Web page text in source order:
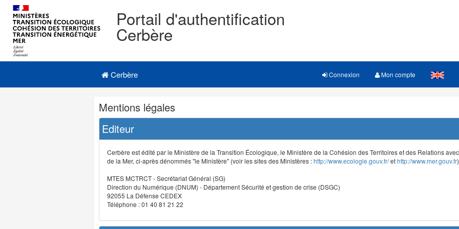
Portail d'authentification
Cerbère
Navigation
Menu principal
Cerbère Connexion Mon compte
Navigation
et
outils
annexes
Mentions légales
Editeur
Cerbère est édité par le Ministère de la Transition Écologique, le Ministère de la Cohésion des Territoires et des Relations
de la Mer, ci-après dénommés "le Ministère" (voir les sites des Ministères :http://www.ecologie.gouv.fr/ethttp://www.mer.gouv.fr
MTES MCTRCT - Secrétariat Général (SG)
Direction du Numérique (DNUM) - Département Sécurité et gestion de crise (DSGC)
92055 La Défense CEDEX
Téléphone : 01 40 81 21 22